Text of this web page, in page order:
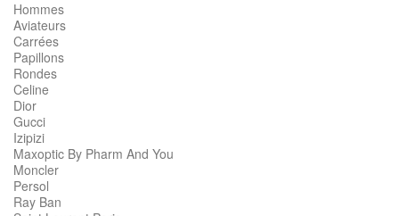
Hommes
Aviateurs
Carrées
Papillons
Rondes
Celine
Dior
Gucci
Izipizi
Maxoptic By Pharm And You
Moncler
Persol
Ray Ban